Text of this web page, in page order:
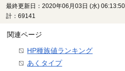
最終更新日：2020年06月03日 (水) 06:13:50
計：69141
関連ページ
HP種族値ランキング
あくタイプ